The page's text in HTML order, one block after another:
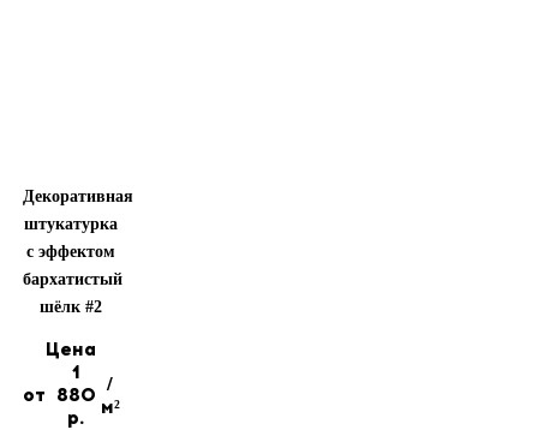
Декоративная
штукатурка
с эффектом
бархатистый
шёлк #2
Цена
от
1
880
р.
/
м²